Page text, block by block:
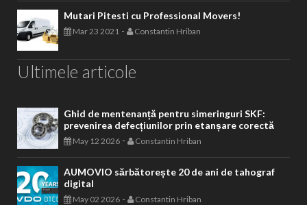
Mutari Pitesti cu Professional Movers!
Mar 23 2021 - Constantin Hriban
Ultimele articole
Ghid de mentenanță pentru simeringuri SKF:
prevenirea defecțiunilor prin etanșare corectă
May 12 2026 - Constantin Hriban
AUMOVIO sărbătorește 20 de ani de tahograf
digital
May 02 2026 - Constantin Hriban